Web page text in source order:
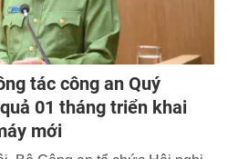
tác công an Quý
01 tháng triển khai
mới